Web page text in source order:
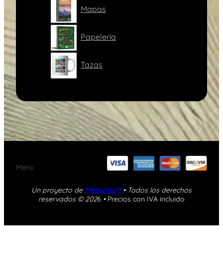
Mapas
Papelería
Tazas
Menú
Un proyecto de Metacreart• Todos los derechos
reservados © 2026 • Precios con IVA incluido